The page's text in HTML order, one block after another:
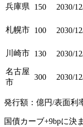
兵庫県 150 2030/
札幌市 100 2030/
川崎市 130 2030/
名古屋
市
300 2030/
発行額：億円/表面利
国債カーブ+9bpに決